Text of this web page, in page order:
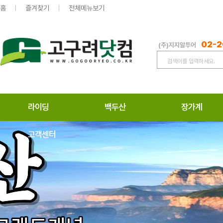
홈 즐겨찾기 전체메뉴보기
(주)지지알투어 02-
라이딩 백두산 장가계
고객센터